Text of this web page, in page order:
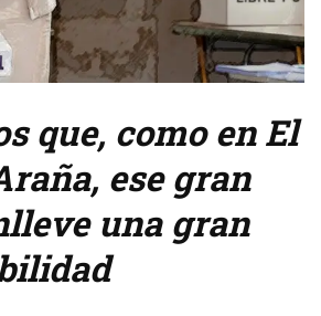
que, como en El
ese gran
una gran